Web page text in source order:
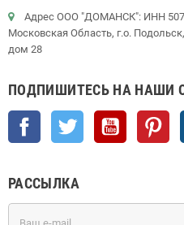
Адрес ООО "ДОМАНСК": ИНН
Московская Область, г.о.
дом 28
ПОДПИШИТЕСЬ НА НАШИ
Facebook Twitter YouTube
РАССЫЛКА